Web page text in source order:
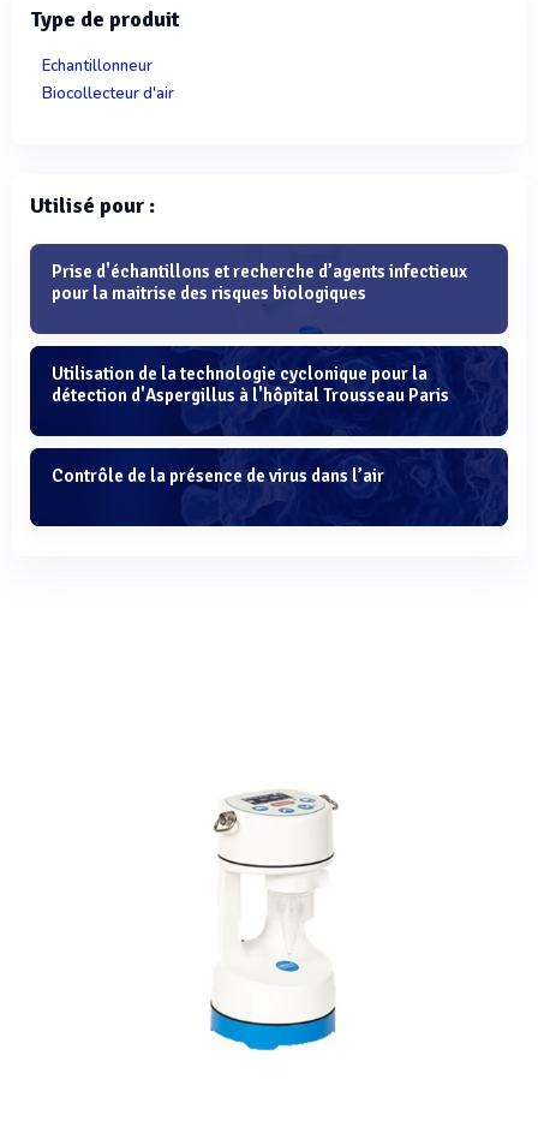
Type de produit
Echantillonneur
Biocollecteur d'air
Utilisé pour :
Prise d'échantillons et recherche d’agents infectieux
pour la maitrise des risques biologiques
Utilisation de la technologie cyclonique pour la
détection d'Aspergillus à l'hôpital Trousseau Paris
Contrôle de la présence de virus dans l’air